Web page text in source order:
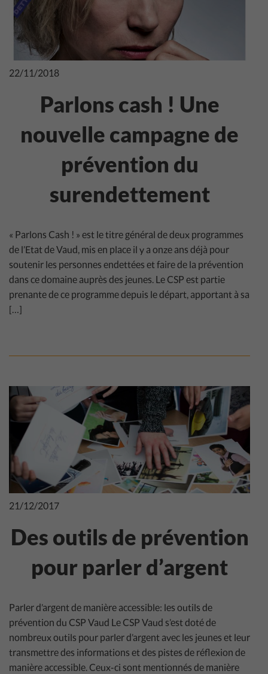
22/11/2018
Parlons cash ! Une
nouvelle campagne de
prévention du
surendettement
« Parlons Cash ! » est le titre général de deux programmes
de l’Etat de Vaud, mis en place il y a onze ans déjà pour
soutenir les personnes endettées et faire de la prévention
dans ce domaine auprès des jeunes. Le CSP est partie
prenante de ce programme depuis le départ, apportant à sa
[…]
21/12/2017
Des outils de prévention
pour parler d’argent
Parler d’argent de manière accessible: les outils de
prévention du CSP Vaud Le CSP Vaud s’est doté de
nombreux outils pour parler d’argent avec les jeunes et leur
transmettre des informations et des pistes de réflexion de
manière accessible. Ceux-ci sont mentionnés de manière